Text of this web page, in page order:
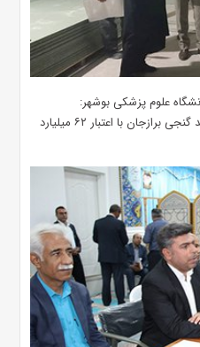
علوم پزشکی بوشهر:
پروژه‌های عمرانی بیمارستان شهید گنجی برازجان با اعتبار ۶۲ میلیارد